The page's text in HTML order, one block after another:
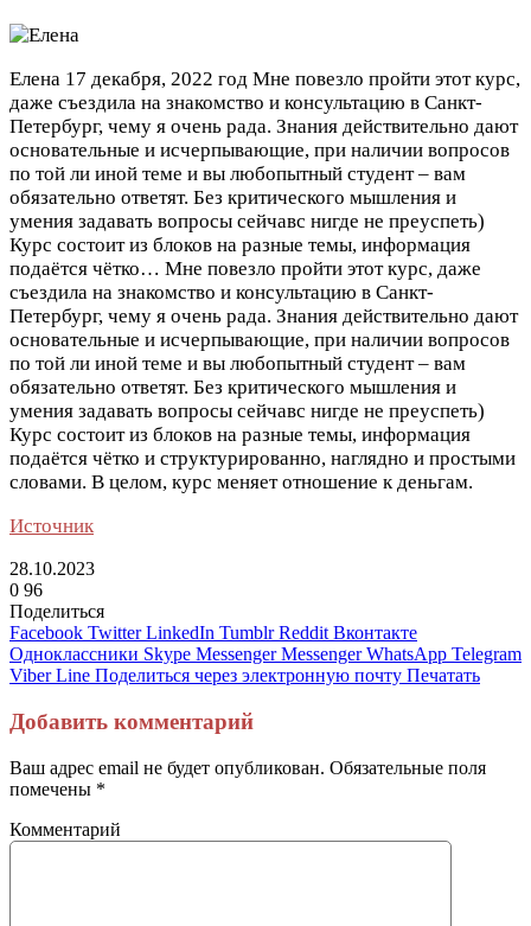
Елена 17 декабря, 2022 год Мне повезло пройти этот курс,
даже съездила на знакомство и консультацию в Санкт-
Петербург, чему я очень рада. Знания действительно дают
основательные и исчерпывающие, при наличии вопросов
по той ли иной теме и вы любопытный студент – вам
обязательно ответят. Без критического мышления и
умения задавать вопросы сейчавс нигде не преуспеть)
Курс состоит из блоков на разные темы, информация
подаётся чётко… Мне повезло пройти этот курс, даже
съездила на знакомство и консультацию в Санкт-
Петербург, чему я очень рада. Знания действительно дают
основательные и исчерпывающие, при наличии вопросов
по той ли иной теме и вы любопытный студент – вам
обязательно ответят. Без критического мышления и
умения задавать вопросы сейчавс нигде не преуспеть)
Курс состоит из блоков на разные темы, информация
подаётся чётко и структурированно, наглядно и простыми
словами. В целом, курс меняет отношение к деньгам.
Источник
28.10.2023
0 96
Поделиться
Facebook Twitter LinkedIn Tumblr Reddit Вконтакте
Одноклассники Skype Messenger Messenger WhatsApp Telegram
Viber Line Поделиться через электронную почту Печатать
Добавить комментарий
Ваш адрес email не будет опубликован. Обязательные поля
помечены *
Комментарий